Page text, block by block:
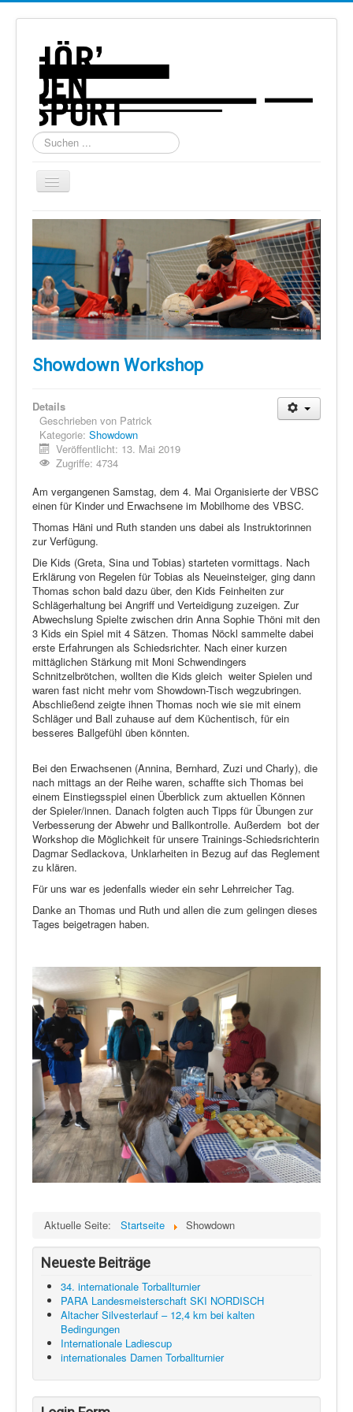
Suchen
...
Navigation
Home
Über uns
Torball
Schießen
Schi Alpin
Schi Nordisch
Showdown
Datenschutz
Showdown Workshop
Details
Geschrieben von Patrick
Kategorie: Showdown
Veröffentlicht: 13. Mai 2019
Zugriffe: 4734
Am vergangenen Samstag, dem 4. Mai Organisierte der VBSC
einen für Kinder und Erwachsene im Mobilhome des VBSC.
Thomas Häni und Ruth standen uns dabei als Instruktorinnen
zur Verfügung.
Die Kids (Greta, Sina und Tobias) starteten vormittags. Nach
Erklärung von Regelen für Tobias als Neueinsteiger, ging dann
Thomas schon bald dazu über, den Kids Feinheiten zur
Schlägerhaltung bei Angriff und Verteidigung zuzeigen. Zur
Abwechslung Spielte zwischen drin Anna Sophie Thöni mit den
3 Kids ein Spiel mit 4 Sätzen. Thomas Nöckl sammelte dabei
erste Erfahrungen als Schiedsrichter. Nach einer kurzen
mittäglichen Stärkung mit Moni Schwendingers
Schnitzelbrötchen, wollten die Kids gleich weiter Spielen und
waren fast nicht mehr vom Showdown-Tisch wegzubringen.
Abschließend zeigte ihnen Thomas noch wie sie mit einem
Schläger und Ball zuhause auf dem Küchentisch, für ein
besseres Ballgefühl üben könnten.
Bei den Erwachsenen (Annina, Bernhard, Zuzi und Charly), die
nach mittags an der Reihe waren, schaffte sich Thomas bei
einem Einstiegsspiel einen Überblick zum aktuellen Können
der Spieler/innen. Danach folgten auch Tipps für Übungen zur
Verbesserung der Abwehr und Ballkontrolle. Außerdem bot der
Workshop die Möglichkeit für unsere Trainings-Schiedsrichterin
Dagmar Sedlackova, Unklarheiten in Bezug auf das Reglement
zu klären.
Für uns war es jedenfalls wieder ein sehr Lehrreicher Tag.
Danke an Thomas und Ruth und allen die zum gelingen dieses
Tages beigetragen haben.
Aktuelle Seite: Startseite Showdown
Neueste Beiträge
34. internationale Torballturnier
PARA Landesmeisterschaft SKI NORDISCH
Altacher Silvesterlauf – 12,4 km bei kalten
Bedingungen
Internationale Ladiescup
internationales Damen Torballturnier